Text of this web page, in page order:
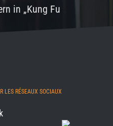
in „Kung Fu
LES RÉSEAUX SOCIAUX